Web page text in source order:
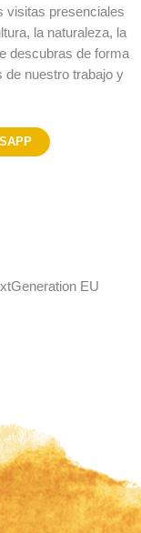
visitas presenciales
la naturaleza, la
descubras de forma
de nuestro trabajo y
EU